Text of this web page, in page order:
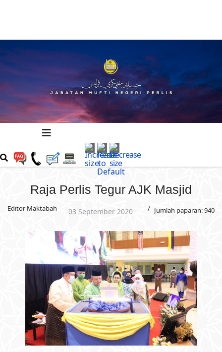
Raja Perlis Tegur AJK Masjid
Editor Maktabah 03 September 2020 Jumlah paparan: 940